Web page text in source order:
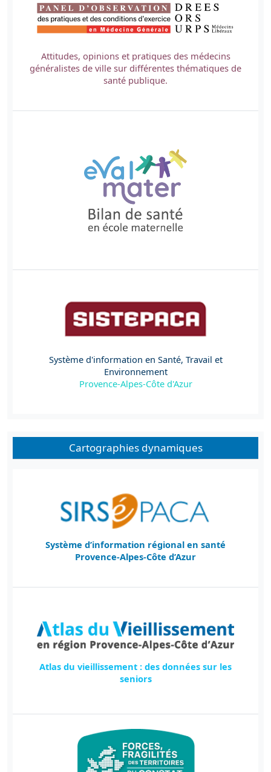
Attitudes, opinions et pratiques des médecins
généralistes de ville sur différentes thématiques de
santé publique.
Système d'information en Santé, Travail et
Environnement
Provence-Alpes-Côte d'Azur
Cartographies dynamiques
Système d’information régional en santé
Provence-Alpes-Côte d’Azur
Atlas du vieillissement : des données sur les
seniors